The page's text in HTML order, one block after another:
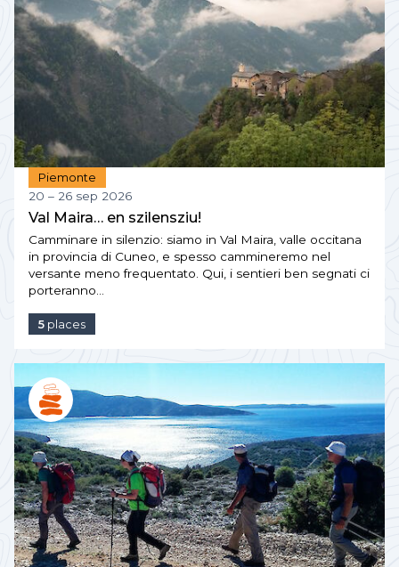
Piemonte
20 – 26 sep 2026
Val Maira… en szilensziu!
Camminare in silenzio: siamo in Val Maira, valle occitana
in provincia di Cuneo, e spesso cammineremo nel
versante meno frequentato. Qui, i sentieri ben segnati ci
porteranno…
5 places